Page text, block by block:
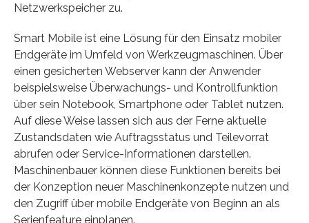
Netzwerkspeicher zu.
Smart Mobile ist eine Lösung für den Einsatz mobiler
Endgeräte im Umfeld von Werkzeugmaschinen. Über
einen gesicherten Webserver kann der Anwender
beispielsweise Überwachungs- und Kontrollfunktion
über sein Notebook, Smartphone oder Tablet nutzen.
Auf diese Weise lassen sich aus der Ferne aktuelle
Zustandsdaten wie Auftragsstatus und Teilevorrat
abrufen oder Service-Informationen darstellen.
Maschinenbauer können diese Funktionen bereits bei
der Konzeption neuer Maschinenkonzepte nutzen und
den Zugriff über mobile Endgeräte von Beginn an als
Serienfeature einplanen.